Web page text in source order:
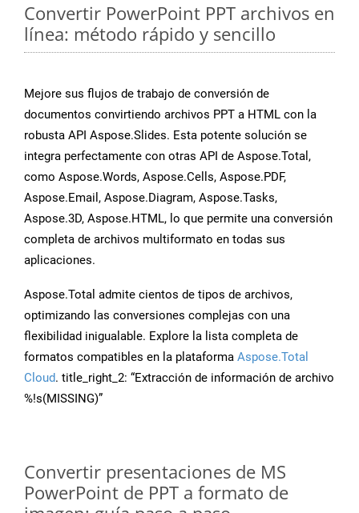
Convertir PowerPoint PPT archivos en
línea: método rápido y sencillo
Mejore sus flujos de trabajo de conversión de
documentos convirtiendo archivos PPT a HTML con la
robusta API Aspose.Slides. Esta potente solución se
integra perfectamente con otras API de Aspose.Total,
como Aspose.Words, Aspose.Cells, Aspose.PDF,
Aspose.Email, Aspose.Diagram, Aspose.Tasks,
Aspose.3D, Aspose.HTML, lo que permite una conversión
completa de archivos multiformato en todas sus
aplicaciones.
Aspose.Total admite cientos de tipos de archivos,
optimizando las conversiones complejas con una
flexibilidad inigualable. Explore la lista completa de
formatos compatibles en la plataforma Aspose.Total
Cloud. title_right_2: “Extracción de información de archivo
%!s(MISSING)”
Convertir presentaciones de MS
PowerPoint de PPT a formato de